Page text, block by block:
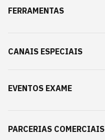
FERRAMENTAS
CANAIS ESPECIAIS
EVENTOS EXAME
PARCERIAS COMERCIAIS